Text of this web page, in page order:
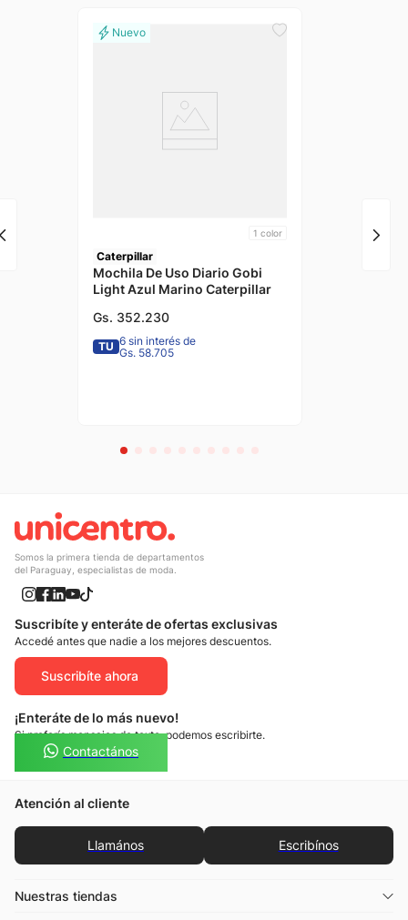
1 color
Caterpillar
Mochila De Uso Diario Gobi
Light Azul Marino Caterpillar
Gs. 352.230
TU 6 sin interés de
Gs. 58.705
Somos la primera tienda de departamentos
del Paraguay, especialistas de moda.
Suscribíte y enteráte de ofertas exclusivas
Accedé antes que nadie a los mejores descuentos.
Suscribíte ahora
¡Enteráte de lo más nuevo!
Si preferís mensajes de texto, podemos escribirte.
Contactános
Atención al cliente
Llamános Escribínos
Nuestras tiendas